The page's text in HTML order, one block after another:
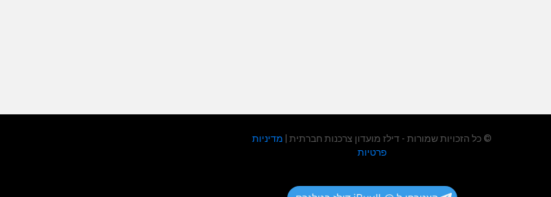
© כל הזכויות שמורות - דילז מועדון צרכנות חברתית | מדיניות
פרטיות